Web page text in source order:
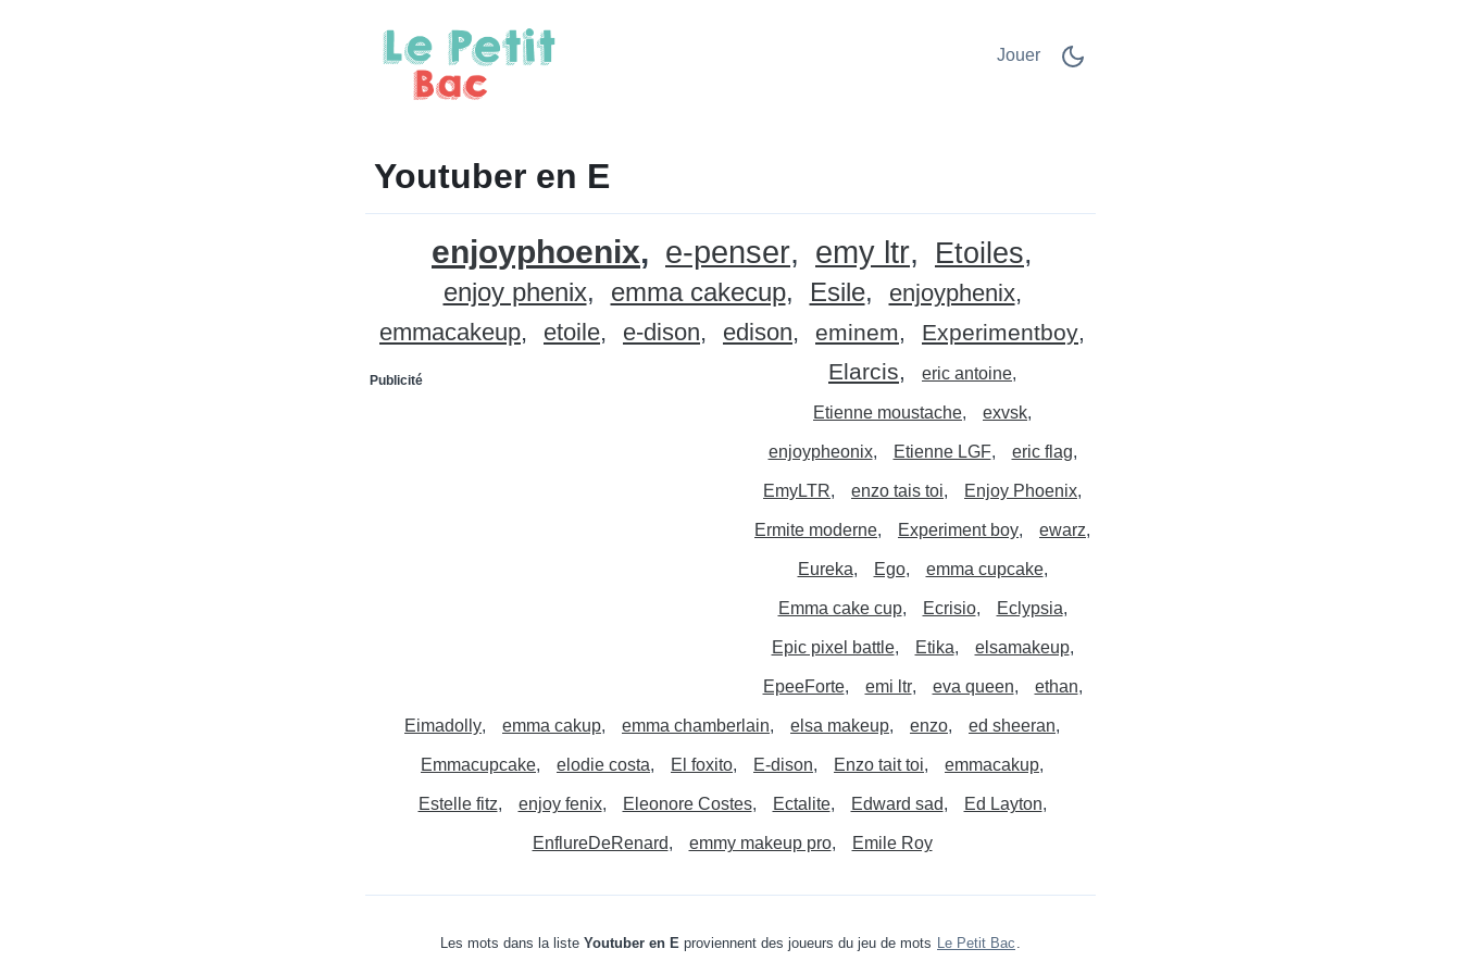
Jouer
Youtuber en E
enjoyphoenix e-penser emy ltr Etoiles
enjoy phenix emma cakecup Esile
enjoyphenix
emmacakeup
etoile e-dison edison eminem
Experimentboy
Elarcis
Publicité eric antoine
Etienne moustache exvsk
enjoypheonix Etienne LGF eric flag
EmyLTR enzo tais toi Enjoy Phoenix
Ermite moderne Experiment boy ewarz
Eureka Ego emma cupcake
Emma cake cup Ecrisio Eclypsia
Epic pixel battle Etika elsamakeup
EpeeForte emi ltr eva queen ethan
Eimadolly emma cakup emma chamberlain elsa makeup enzo ed sheeran
Emmacupcake elodie costa El foxito E-dison Enzo tait toi emmacakup
Estelle fitz enjoy fenix Eleonore Costes Ectalite Edward sad Ed Layton
EnflureDeRenard emmy makeup pro Emile Roy
Les mots dans la liste Youtuber en E proviennent des joueurs du jeu de mots Le Petit Bac .